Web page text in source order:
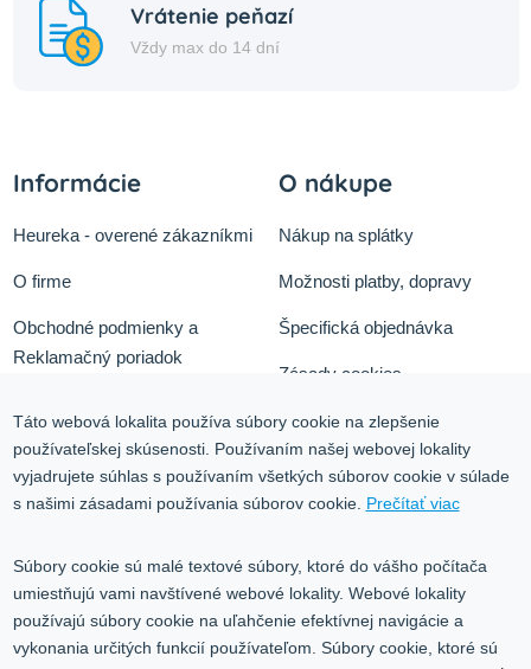
Vrátenie peňazí
Vždy max do 14 dní
Informácie
Heureka - overené zákazníkmi
O firme
Obchodné podmienky a
Reklamačný poriadok
Služby
Kontakt
O nákupe
Nákup na splátky
Možnosti platby, dopravy
Špecifická objednávka
Zásady cookies
Ochrana osobných údajov
Blog
Kontakt
Volgogradská 9, 08001 Prešov
0917 353 303
Táto webová lokalita používa súbory cookie na zlepšenie
používateľskej skúsenosti. Používaním našej webovej lokality
vyjadrujete súhlas s používaním všetkých súborov cookie v súlade
s našimi zásadami používania súborov cookie. Prečítať viac
Súbory cookie sú malé textové súbory, ktoré do vášho počítača
umiestňujú vami navštívené webové lokality. Webové lokality
používajú súbory cookie na uľahčenie efektívnej navigácie a
vykonania určitých funkcií používateľom. Súbory cookie, ktoré sú